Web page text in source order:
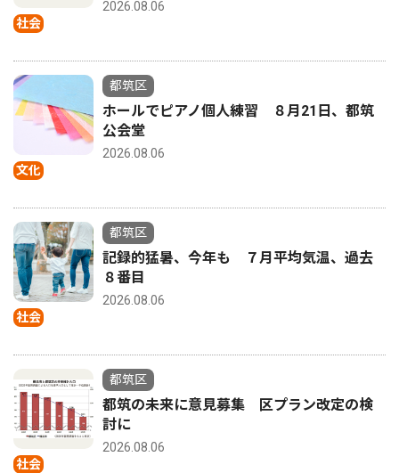
社会
2026.08.06
文化
都筑区
ホールでピアノ個人練習 ８月21日、都筑
公会堂
2026.08.06
社会
都筑区
記録的猛暑、今年も ７月平均気温、過去
８番目
2026.08.06
社会
都筑区
都筑の未来に意見募集 区プラン改定の検
討に
2026.08.06